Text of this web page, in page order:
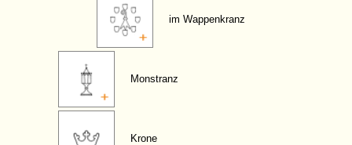
im Wappenkranz
Monstranz
Krone